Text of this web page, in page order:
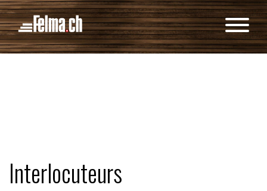
Interlocuteurs
Panneau de gestion des cookies